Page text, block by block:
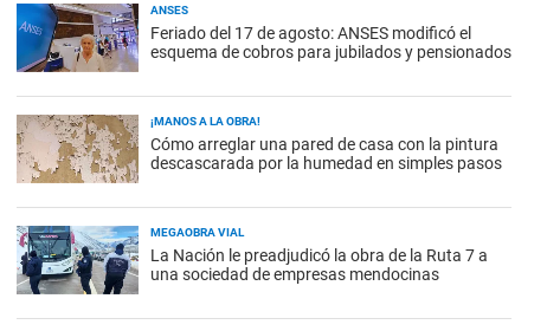
ANSES
Feriado del 17 de agosto: ANSES modificó el
esquema de cobros para jubilados y pensionados
¡MANOS A LA OBRA!
Cómo arreglar una pared de casa con la pintura
descascarada por la humedad en simples pasos
MEGAOBRA VIAL
La Nación le preadjudicó la obra de la Ruta 7 a
una sociedad de empresas mendocinas